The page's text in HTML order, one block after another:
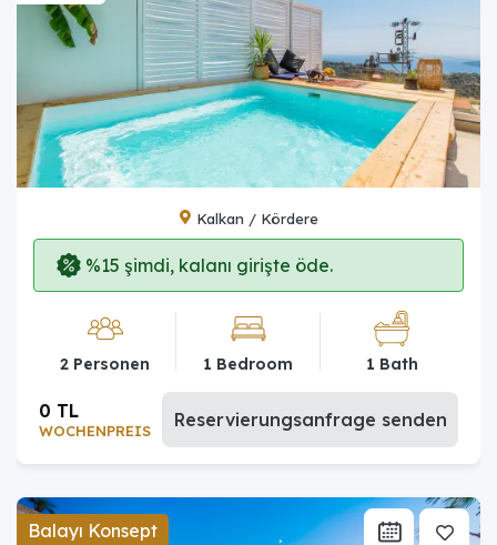
Kalkan / Kördere
%15 şimdi, kalanı girişte öde.
2 Personen 1 Bedroom 1 Bath
WOCHENPREIS
0 TL Reservierungsanfrage senden
Balayı Konsept